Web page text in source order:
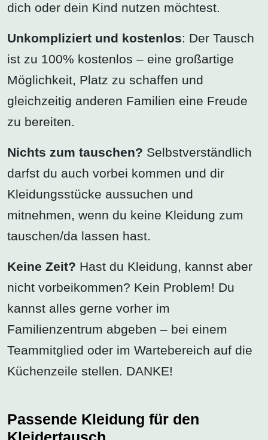
dich oder dein Kind nutzen möchtest.
Unkompliziert und kostenlos: Der Tausch
ist zu 100% kostenlos – eine großartige
Möglichkeit, Platz zu schaffen und
gleichzeitig anderen Familien eine Freude
zu bereiten.
Nichts zum tauschen? Selbstverständlich
darfst du auch vorbei kommen und dir
Kleidungsstücke aussuchen und
mitnehmen, wenn du keine Kleidung zum
tauschen/da lassen hast.
Keine Zeit? Hast du Kleidung, kannst aber
nicht vorbeikommen? Kein Problem! Du
kannst alles gerne vorher im
Familienzentrum abgeben – bei einem
Teammitglied oder im Wartebereich auf die
Küchenzeile stellen. DANKE!
Passende Kleidung für den